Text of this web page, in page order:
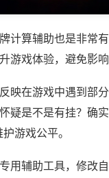
计算辅助也是非常
游戏体验，避免影响
映在游戏中遇到部
疑是不是有挂？确
游戏公平。
用辅助工具，修改